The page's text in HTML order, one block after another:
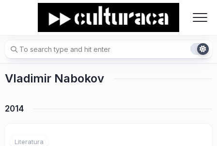
Vladimir Nabokov
2014
Literatura